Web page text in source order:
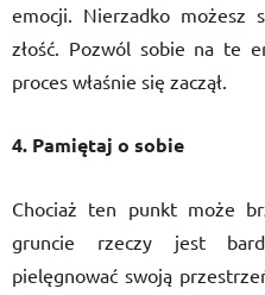
emocji. Nierzadko możesz
złość. Pozwól sobie na te
proces właśnie się zaczął.
4. Pamiętaj o sobie
Chociaż ten punkt może
gruncie rzeczy jest
pielęgnować swoją